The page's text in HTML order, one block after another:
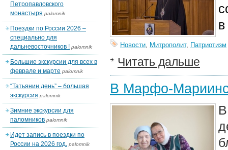
Новости, Митрополит, Патриотизм
Читать дальше
В Марфо-
Петропавловского
монастыря palomnik
Поездки по России 2026 –
специально для
дальневосточников ! palomnik
Большие экскурсии для всех в
феврале и марте palomnik
“Татьянин день” – большая
экскурсия palomnik
Зимние экскурсии для
паломников palomnik
Идет запись в поездки по
России на 2026 год. palomnik